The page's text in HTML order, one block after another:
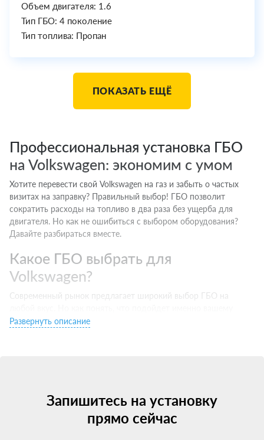
Объем двигателя: 1.6
Тип ГБО: 4 поколение
Тип топлива: Пропан
ПОКАЗАТЬ ЕЩЁ
Профессиональная установка ГБО
на Volkswagen: экономим с умом
Хотите перевести свой Volkswagen на газ и забыть о частых
визитах на заправку? Правильный выбор! ГБО позволит
сократить расходы на топливо в два раза без ущерба для
двигателя. Но как не ошибиться с выбором оборудования?
Давайте разбираться вместе.
Какое ГБО выбрать для
Volkswagen?
Современный рынок предлагает широкий выбор ГБО на
Volkswagen? Есть несколько важных моментов:
сертификацией для РФ и официальной гарантией.
Цена. Не гонитесь за супер-скидками — экономия на качестве
Развернуть описание
Запишитесь на установку
прямо сейчас